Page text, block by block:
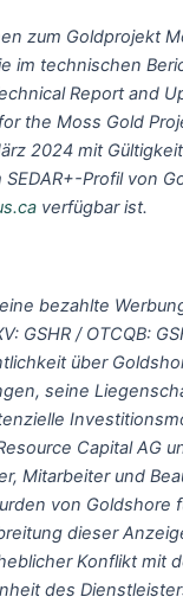
zum Goldprojekt
im technischen
Report and
the Moss Gold
2024 mit
Profil von
verfügbar ist.
bezahlte
GSHR / OTCQB:
über
seine
Capital AG
Mitarbeiter und
von Goldshore
dieser
Konflikt mit
des